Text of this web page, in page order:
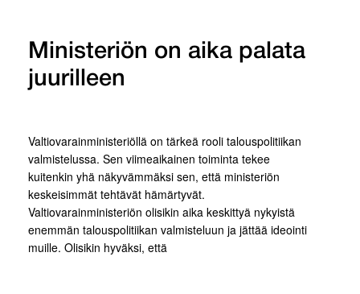
Ministeriön on aika palata
juurilleen
Valtiovarainministeriöllä on tärkeä rooli talouspolitiikan
valmistelussa. Sen viimeaikainen toiminta tekee
kuitenkin yhä näkyvämmäksi sen, että ministeriön
keskeisimmät tehtävät hämärtyvät.
Valtiovarainministeriön olisikin aika keskittyä nykyistä
enemmän talouspolitiikan valmisteluun ja jättää ideointi
muille. Olisikin hyväksi, että